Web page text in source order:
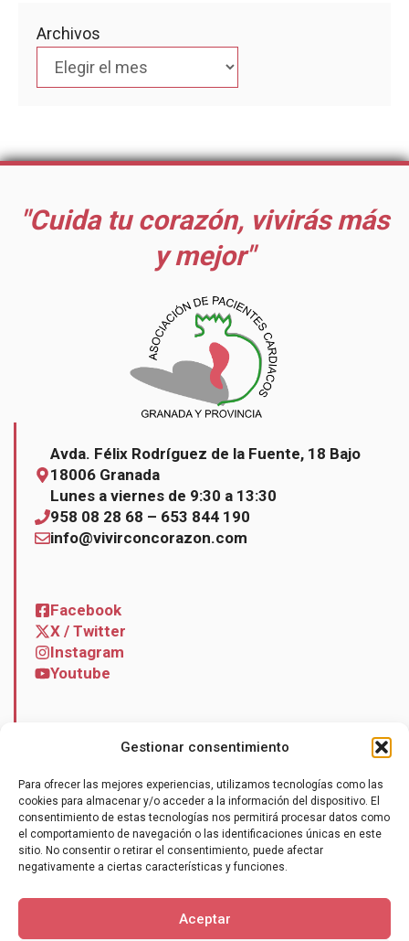
Gestionar consentimiento
Para ofrecer las mejores experiencias, utilizamos tecnologías como las
cookies para almacenar y/o acceder a la información del dispositivo. El
consentimiento de estas tecnologías nos permitirá procesar datos como
el comportamiento de navegación o las identificaciones únicas en este
sitio. No consentir o retirar el consentimiento, puede afectar
negativamente a ciertas características y funciones.
Aceptar
Archivos
"Cuida tu corazón, vivirás más
y mejor"
Avda. Félix Rodríguez de la Fuente, 18 Bajo
18006 Granada
Lunes a viernes de 9:30 a 13:30
958 08 28 68 – 653 844 190
info@vivirconcorazon.com
Facebook
X / Twitter
Instagram
Youtube
Contacto
Hazte socio